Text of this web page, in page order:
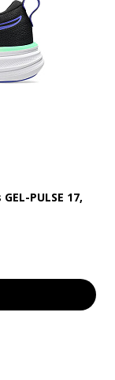
PULSE 17,